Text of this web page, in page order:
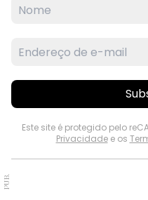
Este site é protegido pelo
Privacidadee os
PUB.